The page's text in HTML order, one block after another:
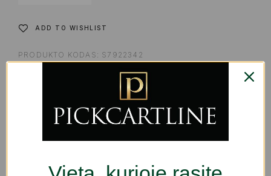
ADD TO WISHLIST
PRODUKTO KODAS: S7922342
KITI PRIEDAI IR VIRTUVĖS REIKMENYS
,
VIRTUVĖS PRIEDAI IR
REIKMENYS MAISTO GAMINIMUI
LAUKUI / STOVYKLAVIMUI ,SPORTUI / FITNESUI
SHARE